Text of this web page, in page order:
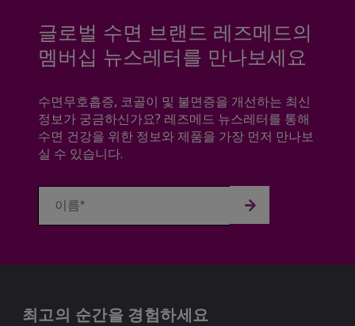
글로벌 수면 브랜드 레즈메드의
멤버십 뉴스레터를 만나보세요
수면무호흡증, 코골이 및 불면증을 개선하는 최신
정보가 궁금하신가요? 레즈메드 뉴스레터를 통해
수면 건강을 위한 정보와 제품을 가장 먼저 만나보
실 수 있습니다.
최고의 순간을 경험하세요